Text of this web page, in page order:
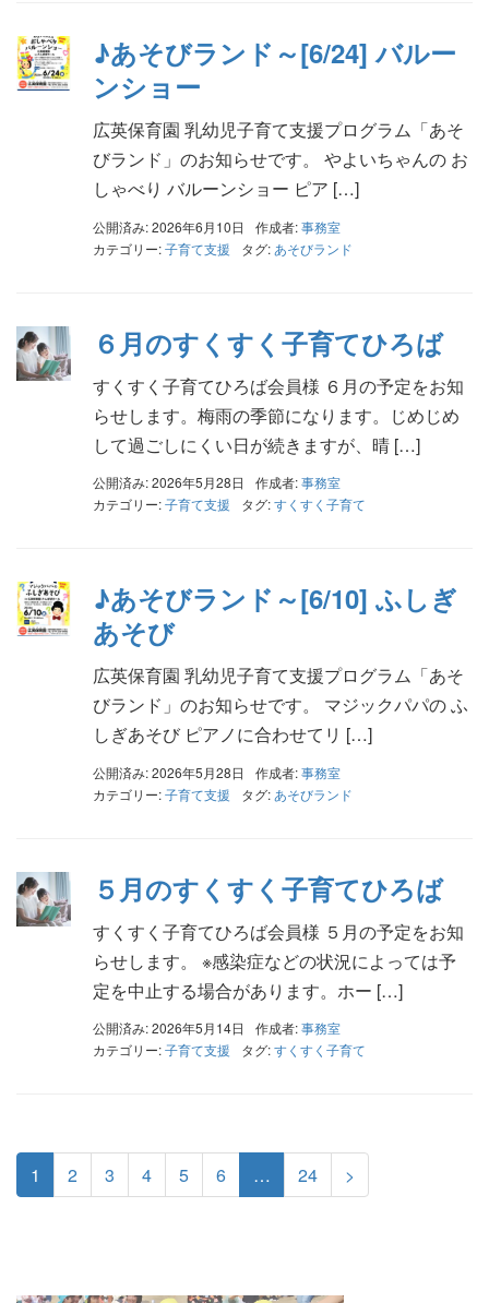
♪あそびランド～[6/24] バルー
ンショー
広英保育園 乳幼児子育て支援プログラム「あそ
びランド」のお知らせです。 やよいちゃんの お
しゃべり バルーンショー ピア […]
公開済み: 2026年6月10日 作成者:事務室
カテゴリー:子育て支援 タグ: あそびランド
６月のすくすく子育てひろば
すくすく子育てひろば会員様 ６月の予定をお知
らせします。梅雨の季節になります。じめじめ
して過ごしにくい日が続きますが、晴 […]
公開済み: 2026年5月28日 作成者:事務室
カテゴリー:子育て支援 タグ:すくすく子育て
♪あそびランド～[6/10] ふしぎ
あそび
広英保育園 乳幼児子育て支援プログラム「あそ
びランド」のお知らせです。 マジックパパの ふ
しぎあそび ピアノに合わせてリ […]
公開済み: 2026年5月28日 作成者:事務室
カテゴリー:子育て支援 タグ: あそびランド
５月のすくすく子育てひろば
すくすく子育てひろば会員様 ５月の予定をお知
らせします。 ※感染症などの状況によっては予
定を中止する場合があります。ホー […]
公開済み: 2026年5月14日 作成者:事務室
カテゴリー:子育て支援 タグ:すくすく子育て
1 2 3 4 5 6 … 24 >